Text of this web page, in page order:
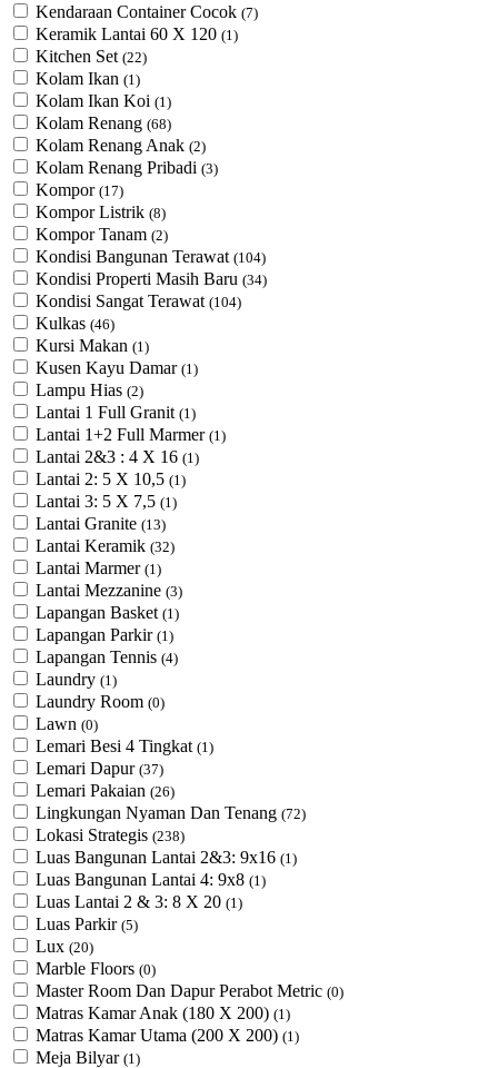
Kendaraan Container Cocok (7)
Keramik Lantai 60 X 120 (1)
Kitchen Set (22)
Kolam Ikan (1)
Kolam Ikan Koi (1)
Kolam Renang (68)
Kolam Renang Anak (2)
Kolam Renang Pribadi (3)
Kompor (17)
Kompor Listrik (8)
Kompor Tanam (2)
Kondisi Bangunan Terawat (104)
Kondisi Properti Masih Baru (34)
Kondisi Sangat Terawat (104)
Kulkas (46)
Kursi Makan (1)
Kusen Kayu Damar (1)
Lampu Hias (2)
Lantai 1 Full Granit (1)
Lantai 1+2 Full Marmer (1)
Lantai 2&3 : 4 X 16 (1)
Lantai 2: 5 X 10,5 (1)
Lantai 3: 5 X 7,5 (1)
Lantai Granite (13)
Lantai Keramik (32)
Lantai Marmer (1)
Lantai Mezzanine (3)
Lapangan Basket (1)
Lapangan Parkir (1)
Lapangan Tennis (4)
Laundry (1)
Laundry Room (0)
Lawn (0)
Lemari Besi 4 Tingkat (1)
Lemari Dapur (37)
Lemari Pakaian (26)
Lingkungan Nyaman Dan Tenang (72)
Lokasi Strategis (238)
Luas Bangunan Lantai 2&3: 9x16 (1)
Luas Bangunan Lantai 4: 9x8 (1)
Luas Lantai 2 & 3: 8 X 20 (1)
Luas Parkir (5)
Lux (20)
Marble Floors (0)
Master Room Dan Dapur Perabot Metric (0)
Matras Kamar Anak (180 X 200) (1)
Matras Kamar Utama (200 X 200) (1)
Meja Bilyar (1)